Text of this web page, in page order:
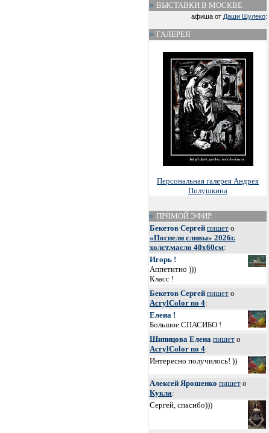
ВЫСТАВКИ В МОСКВЕ
афиша от Даши Шулеко:
ГАЛЕРЕЯ
Персональная галерея Андрея
Полушкина
ПРЯМОЙ ЭФИР
Бекетов Сергей пишет о
«Поспели сливы» 2026г.
холст,масло 40х60см:
Игорь !
Аппетитно )))
Класс !
Бекетов Сергей пишет о
AcrylColor no 4:
Елена !
Большое СПАСИБО !
Шипицова Елена пишет о
AcrylColor no 4:
Интересно получилось! ))
Алексей Ярошенко пишет о
Кукла:
Сергей, спасибо)))